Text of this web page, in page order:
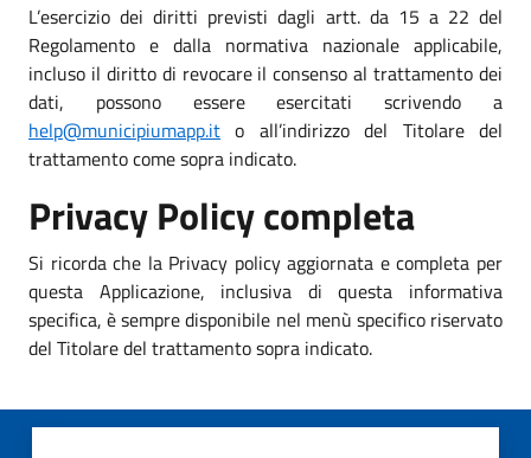
L’esercizio dei diritti previsti dagli artt. da 15 a 22 del
Regolamento e dalla normativa nazionale applicabile,
incluso il diritto di revocare il consenso al trattamento dei
dati, possono essere esercitati scrivendo a
help@municipiumapp.it o all’indirizzo del Titolare del
trattamento come sopra indicato.
Privacy Policy completa
Si ricorda che la Privacy policy aggiornata e completa per
questa Applicazione, inclusiva di questa informativa
specifica, è sempre disponibile nel menù specifico riservato
del Titolare del trattamento sopra indicato.